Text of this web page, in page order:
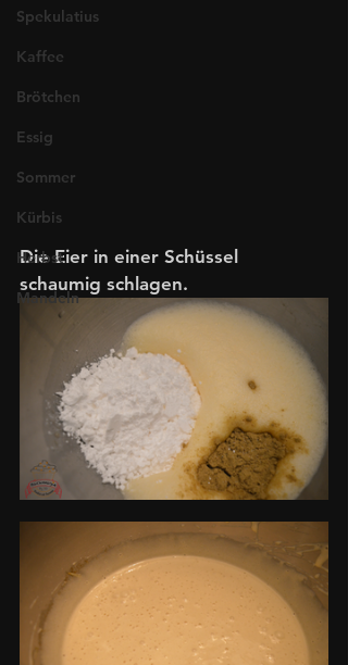
Spekulatius
Kaffee
Brötchen
Essig
Sommer
Kürbis
Herbst
Mandeln
Die Eier in einer Schüssel
schaumig schlagen.